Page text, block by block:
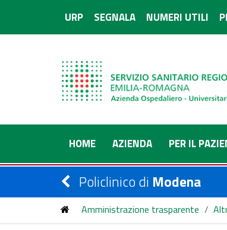
URP SEGNALA NUMERI UTILI
HOME AZIENDA PER IL
Policlinico di Modena
Amministrazione trasparente /